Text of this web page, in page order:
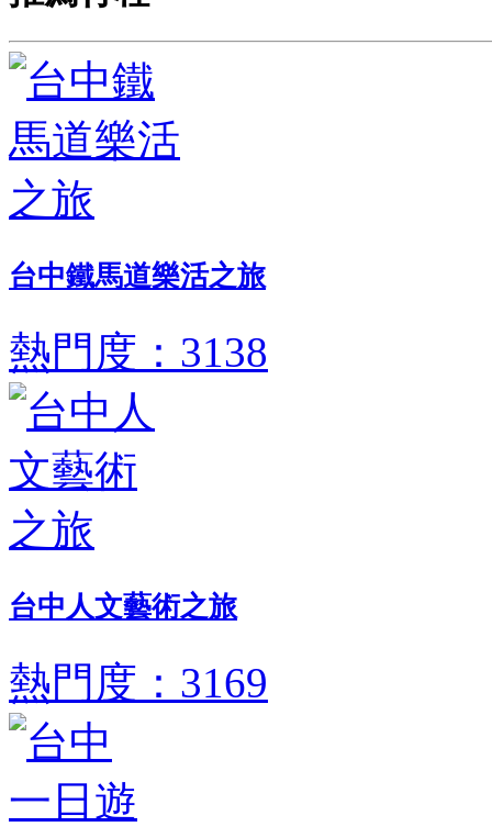
台中鐵馬道樂活之旅
熱門度：3138
台中人文藝術之旅
熱門度：3169